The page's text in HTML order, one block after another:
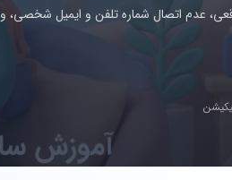
عدم اتصال شماره تلفن و ایمیل شخصی،